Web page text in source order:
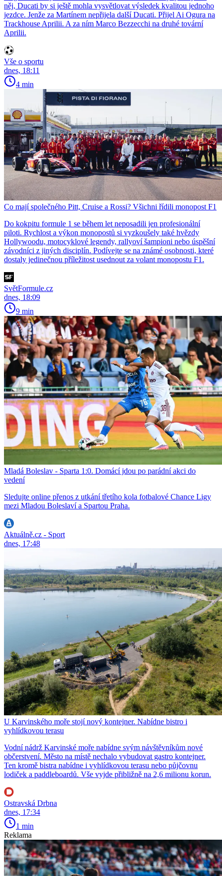
něj, Ducati by si ještě mohla vysvětlovat výsledek kvalitou jednoho
jezdce. Jenže za Martínem nepřijela další Ducati. Přijel Ai Ogura na
Trackhouse Aprilii. A za ním Marco Bezzecchi na druhé tovární
Aprilii.
Vše o sportu
dnes, 18:11
4 min
Co mají společného Pitt, Cruise a Rossi? Všichni řídili monopost F1
Do kokpitu formule 1 se během let neposadili jen profesionální
piloti. Rychlost a výkon monopostů si vyzkoušely také hvězdy
Hollywoodu, motocyklové legendy, rallyoví šampioni nebo úspěšní
závodníci z jiných disciplín. Podívejte se na známé osobnosti, které
dostaly jedinečnou příležitost usednout za volant monopostu F1.
SvětFormule.cz
dnes, 18:09
9 min
Mladá Boleslav - Sparta 1:0. Domácí jdou po parádní akci do
vedení
Sledujte online přenos z utkání třetího kola fotbalové Chance Ligy
mezi Mladou Boleslaví a Spartou Praha.
Aktuálně.cz - Sport
dnes, 17:48
U Karvinského moře stojí nový kontejner. Nabídne bistro i
vyhlídkovou terasu
Vodní nádrž Karvinské moře nabídne svým návštěvníkům nové
občerstvení. Město na místě nechalo vybudovat gastro kontejner.
Ten kromě bistra nabídne i vyhlídkovou terasu nebo půjčovnu
lodiček a paddleboardů. Vše vyjde přibližně na 2,6 milionu korun.
Ostravská Drbna
dnes, 17:34
1 min
Reklama